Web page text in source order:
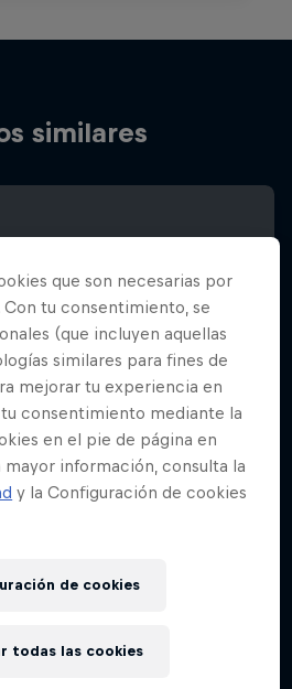
similares
que son necesarias por
tu consentimiento, se
(que incluyen aquellas
similares para fines de
mejorar tu experiencia en
consentimiento mediante la
en el pie de página en
información, consulta la
y la Configuración de cookies
de cookies
todas las cookies